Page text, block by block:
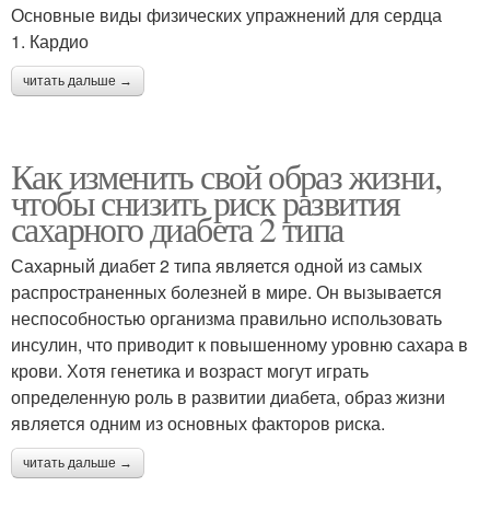
Основные виды физических упражнений для сердца
1. Кардио
читать дальше →
Как изменить свой образ жизни,
чтобы снизить риск развития
сахарного диабета 2 типа
Сахарный диабет 2 типа является одной из самых
распространенных болезней в мире. Он вызывается
неспособностью организма правильно использовать
инсулин, что приводит к повышенному уровню сахара в
крови. Хотя генетика и возраст могут играть
определенную роль в развитии диабета, образ жизни
является одним из основных факторов риска.
читать дальше →